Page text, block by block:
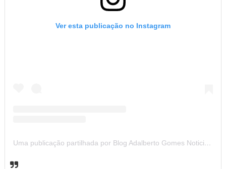
Ver esta publicação no Instagram
Uma publicação partilhada por Blog Adalberto Gomes Noticias (@blogadalbertogomesnoticiass)